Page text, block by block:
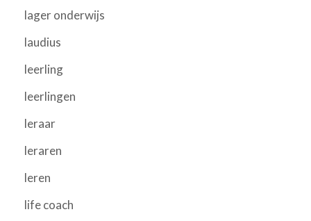
lager onderwijs
laudius
leerling
leerlingen
leraar
leraren
leren
life coach